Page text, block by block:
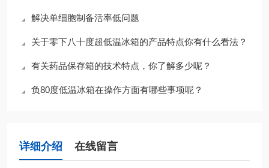
解决单细胞制备活率低问题
关于零下八十度超低温冰箱的产品特点你有什么看法？
有关药品保存箱的技术特点，你了解多少呢？
负80度低温冰箱在操作方面有哪些事项呢？
详细介绍 在线留言